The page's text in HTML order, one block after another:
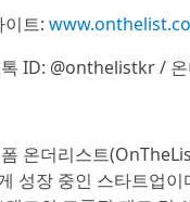
이트:
ID: @onthelistkr /
온더리스트
성장 중인 스타트업